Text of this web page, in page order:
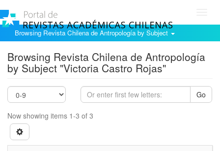
Browsing Revista Chilena de Antropología by Subject
Browsing Revista Chilena de Antropología
by Subject "Victoria Castro Rojas"
Go
Now showing items 1-3 of 3